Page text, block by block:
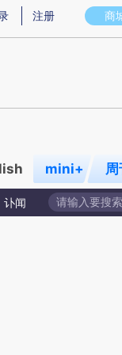
意图存在偏差。不代表
商
注册
mini+ 周
讣闻